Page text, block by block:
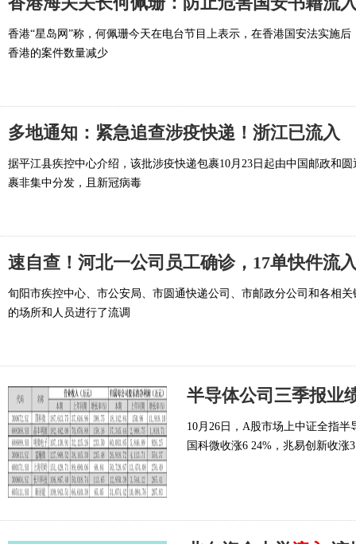
香港“星岛网”称，何佩珊今天在电台节目上表示，在香港国安法实施
香港的案件数量减少
多地通知：紧急追查涉疫快递！浙江已流入
据平江县疾控中心介绍，该批涉疫快递包裹10月23日起由中国邮政和
裹非集中分发，且新冠病毒
速自查！河北一公司员工确诊，17单快件流
旬阳市疾控中心、市公安局、市圆通快递公司、市邮政分公司和各相
的场所和人员进行了流调
10月26日，A股市场上中证全指
国科微收涨6 24%，兆易创新收涨